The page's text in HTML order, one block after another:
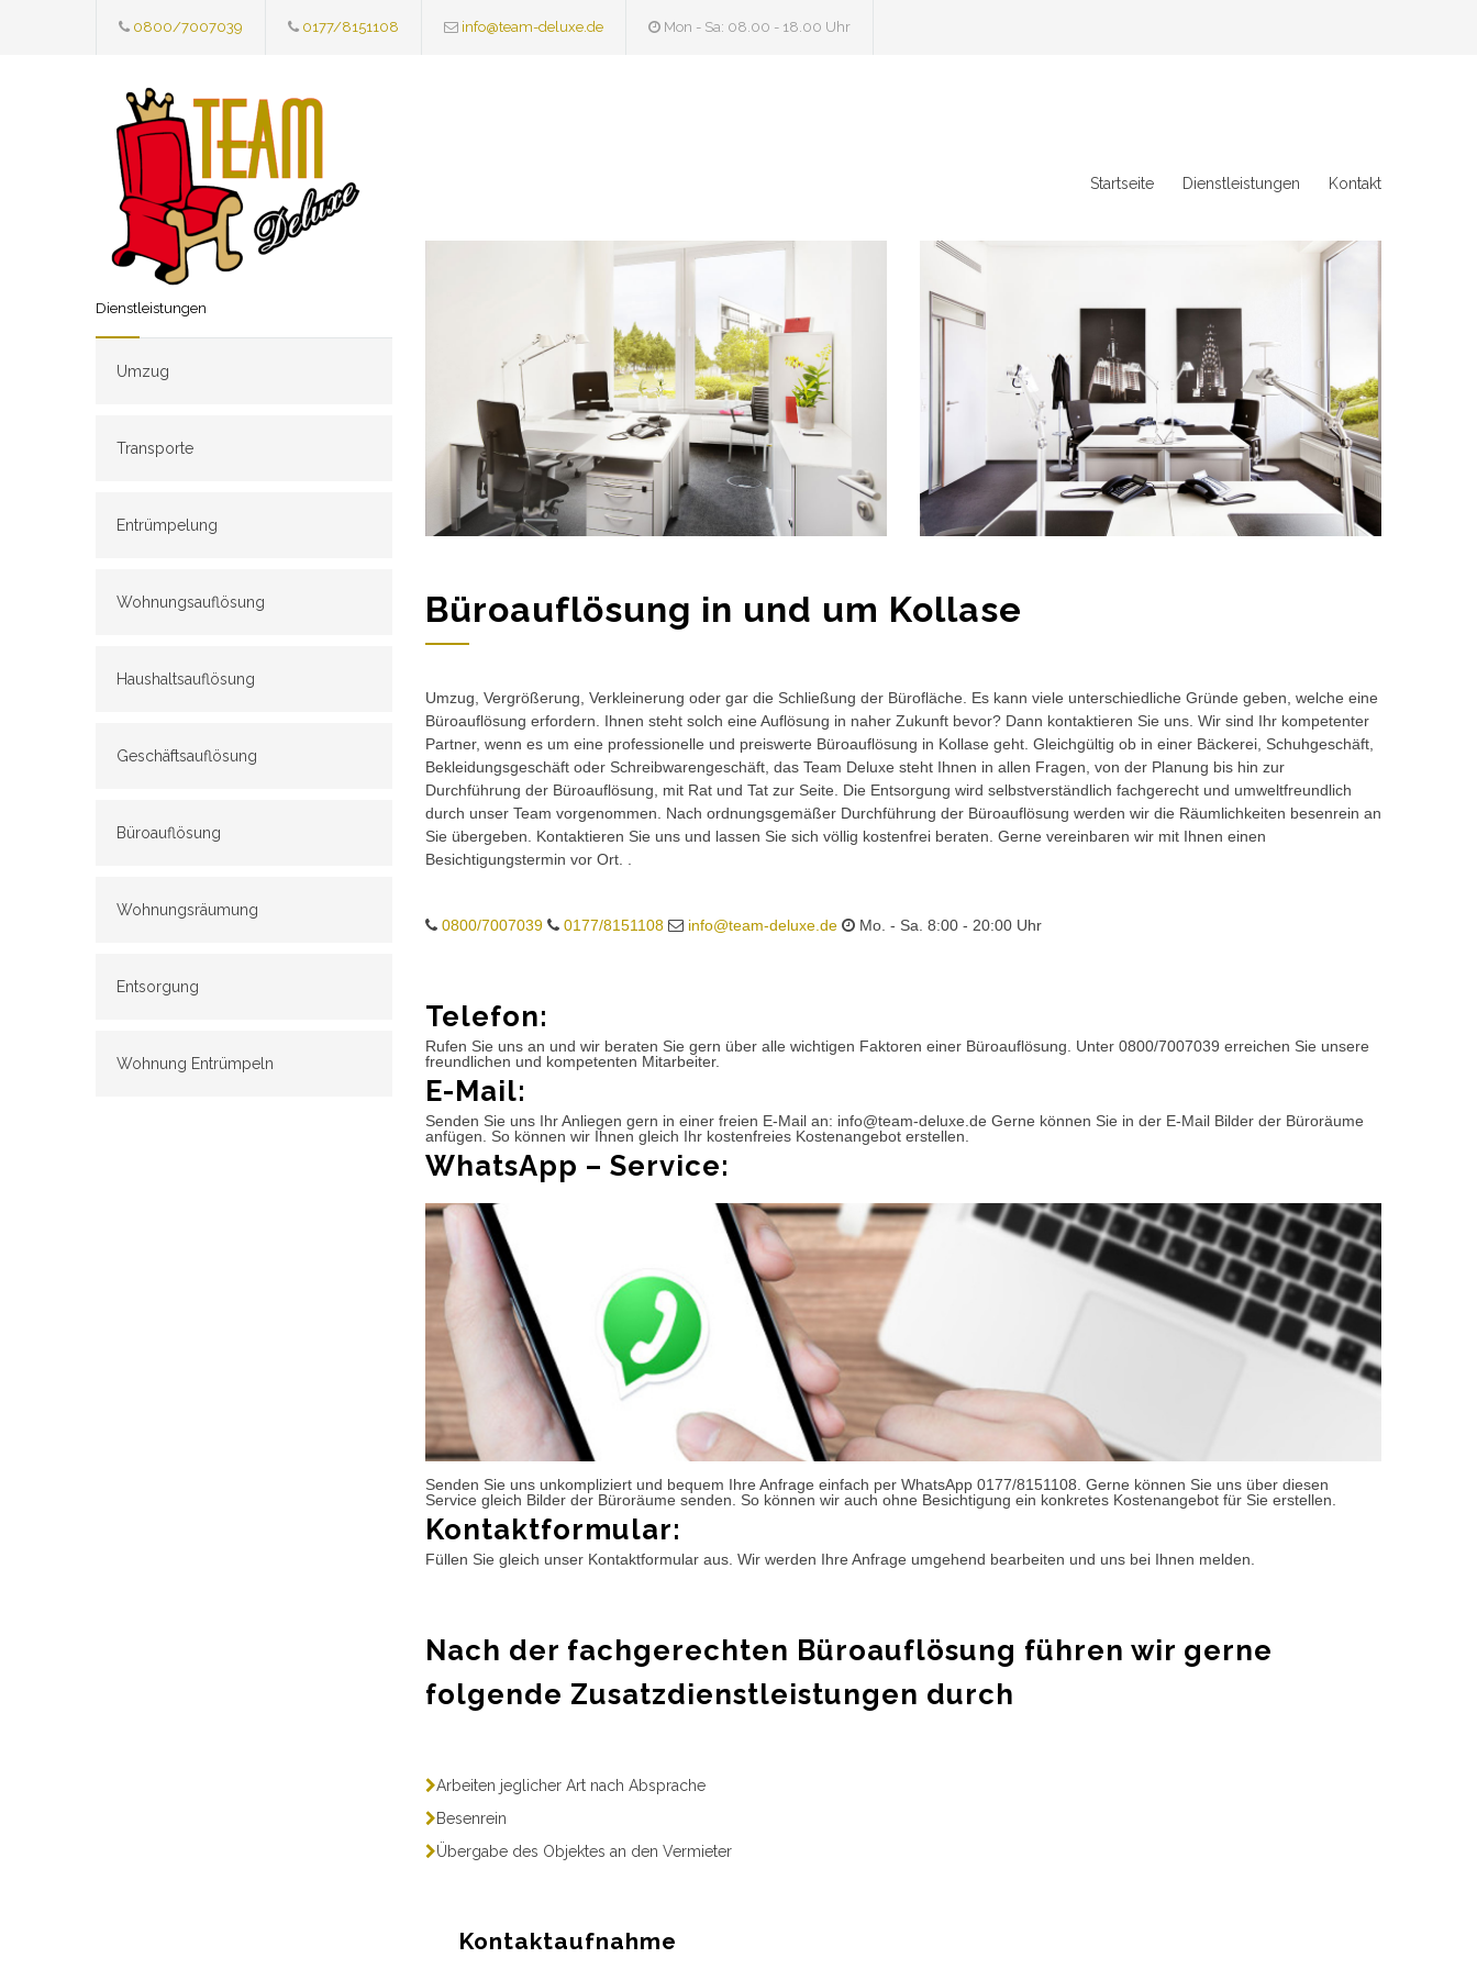
0800/7007039 0177/8151108 info@team-deluxe.de Mon - Sa: 08.00 - 18.00 Uhr
Startseite Dienstleistungen Kontakt
Dienstleistungen
Umzug
Transporte
Entrümpelung
Wohnungsauflösung
Haushaltsauflösung
Geschäftsauflösung
Büroauflösung
Wohnungsräumung
Entsorgung
Wohnung Entrümpeln
Büroauflösung in und um Kollase
Umzug, Vergrößerung, Verkleinerung oder gar die Schließung der Bürofläche. Es kann viele unterschiedliche Gründe geben, welche eine
Büroauflösung erfordern. Ihnen steht solch eine Auflösung in naher Zukunft bevor? Dann kontaktieren Sie uns. Wir sind Ihr kompetenter
Partner, wenn es um eine professionelle und preiswerte Büroauflösung in Kollase geht. Gleichgültig ob in einer Bäckerei, Schuhgeschäft,
Bekleidungsgeschäft oder Schreibwarengeschäft, das Team Deluxe steht Ihnen in allen Fragen, von der Planung bis hin zur
Durchführung der Büroauflösung, mit Rat und Tat zur Seite. Die Entsorgung wird selbstverständlich fachgerecht und umweltfreundlich
durch unser Team vorgenommen. Nach ordnungsgemäßer Durchführung der Büroauflösung werden wir die Räumlichkeiten besenrein an
Sie übergeben. Kontaktieren Sie uns und lassen Sie sich völlig kostenfrei beraten. Gerne vereinbaren wir mit Ihnen einen
Besichtigungstermin vor Ort. .
0800/7007039 0177/8151108 info@team-deluxe.de Mo. - Sa. 8:00 - 20:00 Uhr
Telefon:
Rufen Sie uns an und wir beraten Sie gern über alle wichtigen Faktoren einer Büroauflösung. Unter 0800/7007039 erreichen Sie unsere
freundlichen und kompetenten Mitarbeiter.
E-Mail:
Senden Sie uns Ihr Anliegen gern in einer freien E-Mail an: info@team-deluxe.de Gerne können Sie in der E-Mail Bilder der Büroräume
anfügen. So können wir Ihnen gleich Ihr kostenfreies Kostenangebot erstellen.
WhatsApp – Service:
Senden Sie uns unkompliziert und bequem Ihre Anfrage einfach per WhatsApp 0177/8151108. Gerne können Sie uns über diesen
Service gleich Bilder der Büroräume senden. So können wir auch ohne Besichtigung ein konkretes Kostenangebot für Sie erstellen.
Kontaktformular:
Füllen Sie gleich unser Kontaktformular aus. Wir werden Ihre Anfrage umgehend bearbeiten und uns bei Ihnen melden.
Nach der fachgerechten Büroauflösung führen wir gerne
folgende Zusatzdienstleistungen durch
Arbeiten jeglicher Art nach Absprache
Besenrein
Übergabe des Objektes an den Vermieter
Kontaktaufnahme